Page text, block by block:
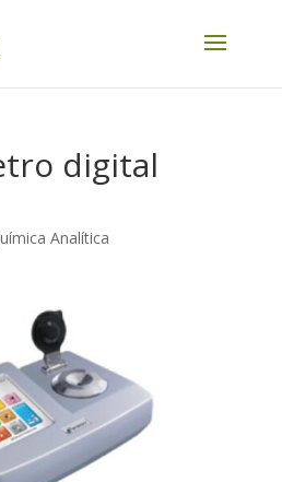
digital
Analítica